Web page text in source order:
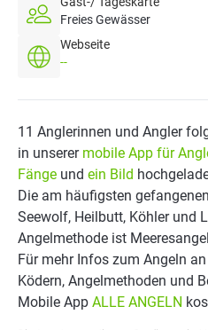
Freies Gewässer
Webseite
--
11 Anglerinnen und Angler
in unserer mobile App für
Fänge und ein Bild
Die am häufigsten
Seewolf, Heilbutt, Köhler und
Angelmethode ist
Für mehr Infos zum Angeln
Ködern, Angelmethoden und
Mobile App ALLE ANGELN